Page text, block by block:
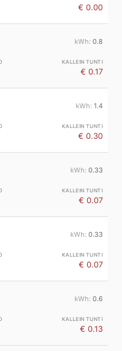
€ 0.00
0.8
€ 0.17
1.4
€ 0.30
0.33
€ 0.07
0.33
€ 0.07
0.6
€ 0.13